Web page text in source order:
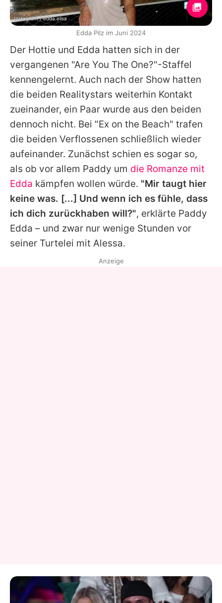
Der Hottie und Edda hatten sich in der
vergangenen "Are You The One?"-Staffel
kennengelernt. Auch nach der Show hatten
die beiden Realitystars weiterhin Kontakt
zueinander, ein Paar wurde aus den beiden
dennoch nicht. Bei "Ex on the Beach" trafen
die beiden Verflossenen schließlich wieder
aufeinander. Zunächst schien es sogar so,
als ob vor allem Paddy um die Romanze mit
Edda kämpfen wollen würde. "Mir taugt hier
keine was. [...] Und wenn ich es fühle, dass
ich dich zurückhaben will?", erklärte Paddy
Edda – und zwar nur wenige Stunden vor
seiner Turtelei mit Alessa.
Instagram / edda.elisa
Edda Pilz im Juni 2024
Anzeige